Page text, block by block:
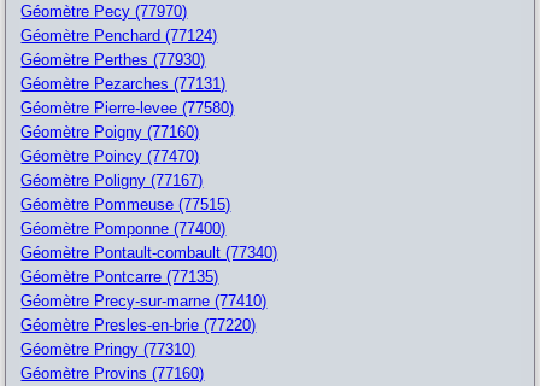
Géomètre Pecy (77970)
Géomètre Penchard (77124)
Géomètre Perthes (77930)
Géomètre Pezarches (77131)
Géomètre Pierre-levee (77580)
Géomètre Poigny (77160)
Géomètre Poincy (77470)
Géomètre Poligny (77167)
Géomètre Pommeuse (77515)
Géomètre Pomponne (77400)
Géomètre Pontault-combault (77340)
Géomètre Pontcarre (77135)
Géomètre Precy-sur-marne (77410)
Géomètre Presles-en-brie (77220)
Géomètre Pringy (77310)
Géomètre Provins (77160)